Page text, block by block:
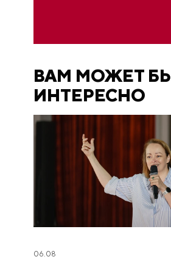
ВАМ МОЖЕТ
ИНТЕРЕСНО
06.08